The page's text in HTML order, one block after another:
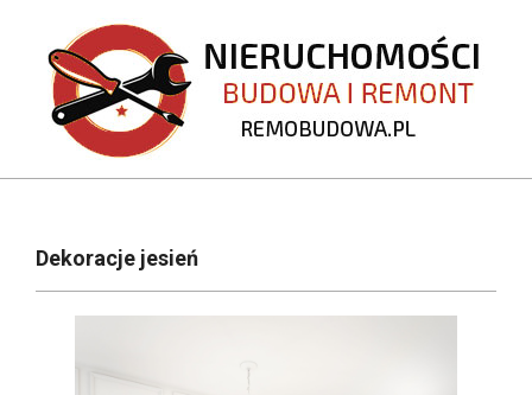
content
REMOBUDOWA.PL
NavigationDekoracje jesień